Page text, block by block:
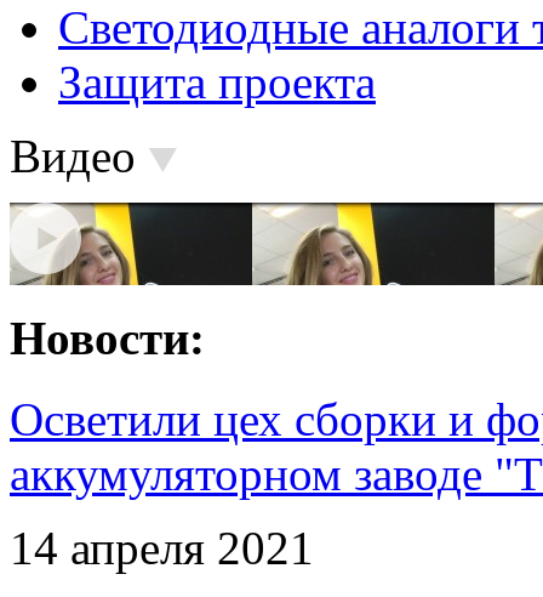
Светодиодные аналоги
Защита проекта
Видео
Новости:
Осветили цех сборки и
аккумуляторном заводе
14 апреля 2021